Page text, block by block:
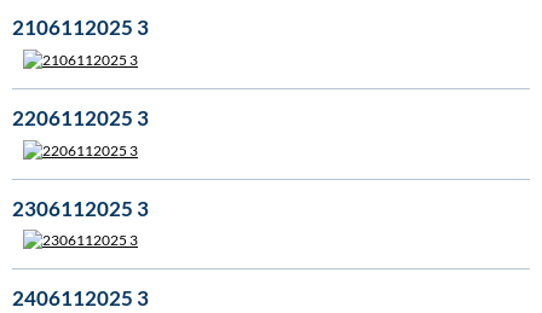
2106112025 3
2206112025 3
2306112025 3
2406112025 3